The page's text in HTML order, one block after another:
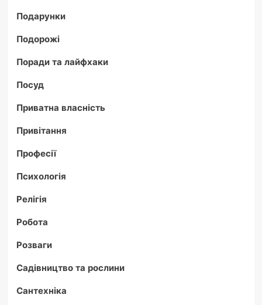
Подарунки
Подорожі
Поради та лайфхаки
Посуд
Приватна власність
Привітання
Професії
Психологія
Релігія
Робота
Розваги
Садівництво та рослини
Сантехніка